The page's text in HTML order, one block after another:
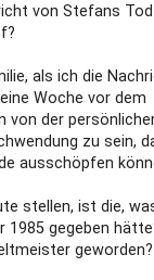
von Stefans Tod
als ich die
Woche vor dem
von der
zu sein,
ausschöpfen
stellen, ist die,
1985 gegeben
geworden?